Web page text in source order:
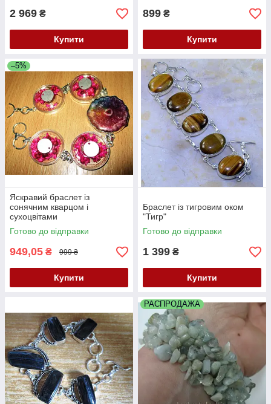
2 969 ₴
Купити
899 ₴
Купити
–5%
Яскравий браслет із
сонячним кварцом і
сухоцвітами
Готово до відправки
949,05 ₴ 999 ₴
Купити
Браслет із тигровим оком
"Тигр"
Готово до відправки
1 399 ₴
Купити
РАСПРОДАЖА